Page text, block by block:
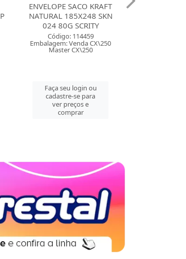
ENVELOPE SACO KRAFT
NATURAL 185X248 SKN
024 80G SCRITY
Código: 114459
Embalagem: Venda CX\250
Master CX\250
Faça seu login ou
cadastre-se para
ver preços e
comprar